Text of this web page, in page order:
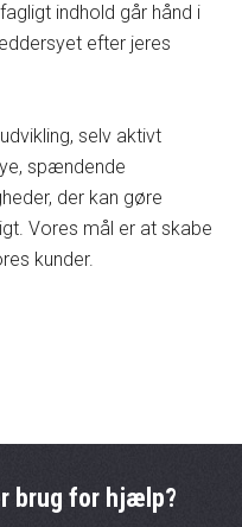
indhold går hånd i
efter jeres
selv aktivt
spændende
der kan gøre
Vores mål er at skabe
kunder.
brug for hjælp?